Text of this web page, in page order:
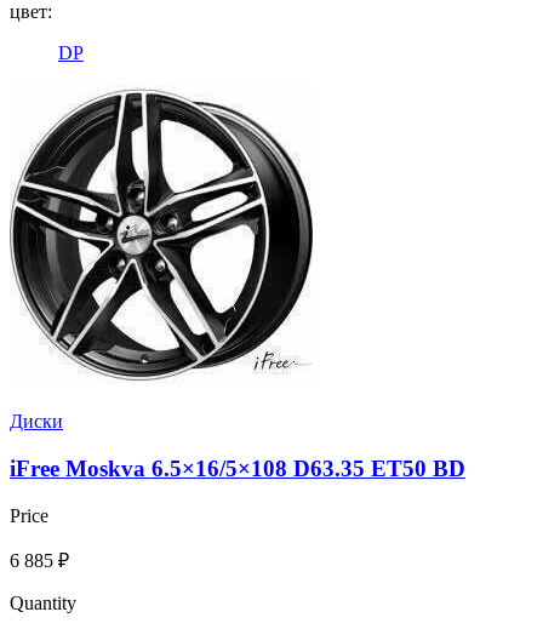
цвет:
DP
Диски
iFree Moskva 6.5×16/5×108 D63.35 ET50 BD
Price
6 885 ₽
Quantity